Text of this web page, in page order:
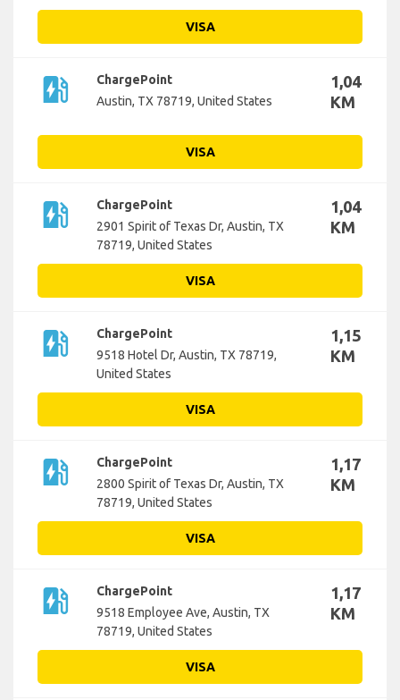
VISA
ev_station
ChargePoint
Austin, TX 78719, United States
1,04
KM
VISA
ev_station
ChargePoint
2901 Spirit of Texas Dr, Austin, TX
78719, United States
1,04
KM
VISA
ev_station
ChargePoint
9518 Hotel Dr, Austin, TX 78719,
United States
1,15
KM
VISA
ev_station
ChargePoint
2800 Spirit of Texas Dr, Austin, TX
78719, United States
1,17
KM
VISA
ev_station
ChargePoint
9518 Employee Ave, Austin, TX
78719, United States
1,17
KM
VISA